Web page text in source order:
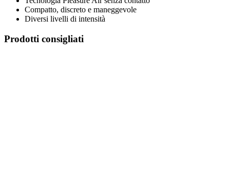
Compatto, discreto e maneggevole
Diversi livelli di intensità
Prodotti consigliati